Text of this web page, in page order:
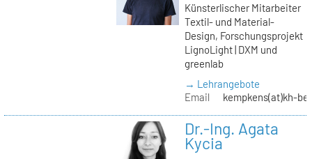
Künsterlischer Mitarbeiter
Textil- und Material-
Design, Forschungsprojekt
LignoLight | DXM und
greenlab
→ Lehrangebote
Email
kempkens(at)kh-
Dr.-Ing. Agata
Kycia